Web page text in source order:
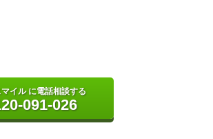
イル に電話相談する
091-026